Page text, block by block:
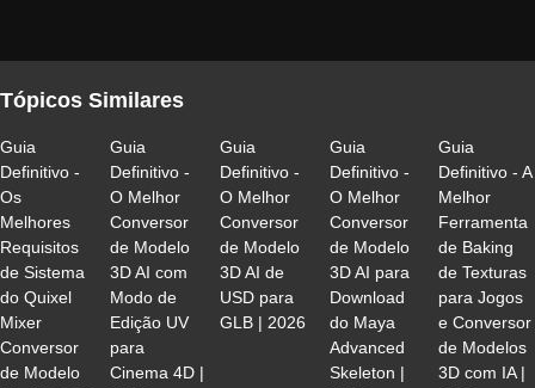
Tópicos Similares
Guia
Definitivo -
Os
Melhores
Requisitos
de Sistema
do Quixel
Mixer
Conversor
de Modelo
Guia
Definitivo -
O Melhor
Conversor
de Modelo
3D AI com
Modo de
Edição UV
para
Cinema 4D |
Guia
Definitivo -
O Melhor
Conversor
de Modelo
3D AI de
USD para
GLB | 2026
Guia
Definitivo -
O Melhor
Conversor
de Modelo
3D AI para
Download
do Maya
Advanced
Skeleton |
Guia
Definitivo - A
Melhor
Ferramenta
de Baking
de Texturas
para Jogos
e Conversor
de Modelos
3D com IA |